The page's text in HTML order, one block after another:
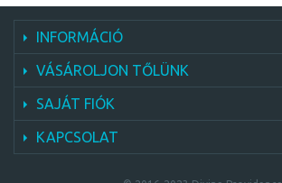
INFORMÁCIÓ
VÁSÁROLJON TŐLÜNK
SAJÁT FIÓK
KAPCSOLAT